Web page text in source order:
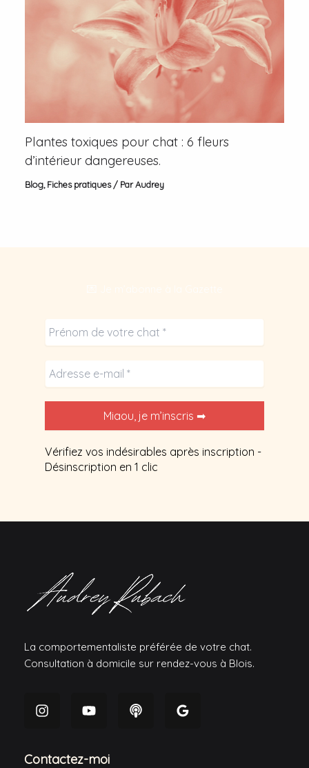
Plantes toxiques pour chat : 6 fleurs
d’intérieur dangereuses.
Blog,Fiches pratiques/ ParAudrey
Vérifiez vos indésirables après inscription -
Désinscription en 1 clic
La comportementaliste préférée de votre chat.
Consultation à domicile sur rendez-vous à Blois.
Contactez-moi